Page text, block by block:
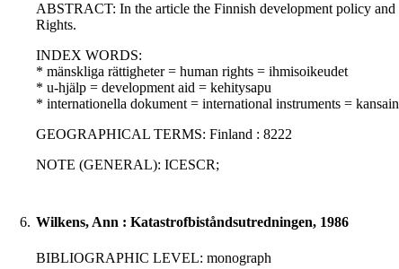
ABSTRACT: In the article the Finnish development policy
Rights.
INDEX WORDS:
* mänskliga rättigheter = human rights = ihmisoikeudet
* u-hjälp = development aid = kehitysapu
* internationella dokument = international instruments =
GEOGRAPHICAL TERMS: Finland : 8222
NOTE (GENERAL): ICESCR;
6. Wilkens, Ann : Katastrofbiståndsutredningen, 1986
BIBLIOGRAPHIC LEVEL: monograph